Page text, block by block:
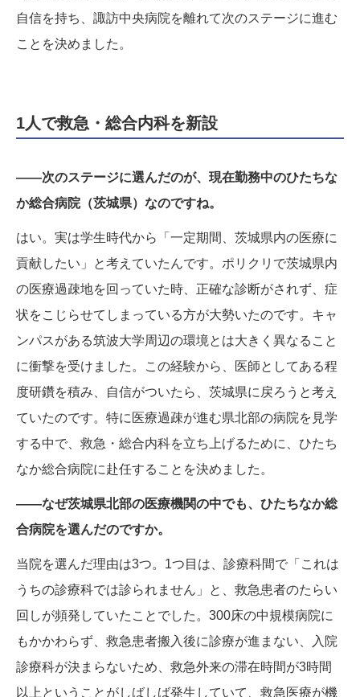
自信を持ち、諏訪中央病院を離れて次のステージに進む
ことを決めました。
1人で救急・総合内科を新設
——次のステージに選んだのが、現在勤務中のひたちな
か総合病院（茨城県）なのですね。
はい。実は学生時代から「一定期間、茨城県内の医療に
貢献したい」と考えていたんです。ポリクリで茨城県内
の医療過疎地を回っていた時、正確な診断がされず、症
状をこじらせてしまっている方が大勢いたのです。キャ
ンパスがある筑波大学周辺の環境とは大きく異なること
に衝撃を受けました。この経験から、医師としてある程
度研鑽を積み、自信がついたら、茨城県に戻ろうと考え
ていたのです。特に医療過疎が進む県北部の病院を見学
する中で、救急・総合内科を立ち上げるために、ひたち
なか総合病院に赴任することを決めました。
——なぜ茨城県北部の医療機関の中でも、ひたちなか総
合病院を選んだのですか。
当院を選んだ理由は3つ。1つ目は、診療科間で「これは
うちの診療科では診られません」と、救急患者のたらい
回しが頻発していたことでした。300床の中規模病院に
もかかわらず、救急患者搬入後に診療が進まない、入院
診療科が決まらないため、救急外来の滞在時間が3時間
以上ということがしばしば発生していて、救急医療が機